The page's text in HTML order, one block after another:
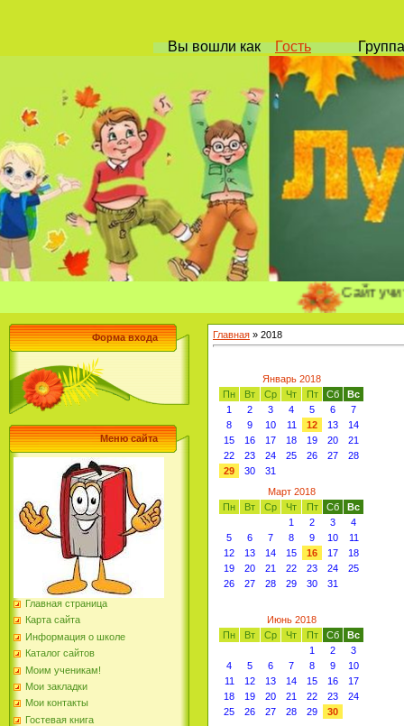
Вы вошликак Гость
Сайт учителя
Форма входа
Меню сайта
Главная страница
Карта сайта
Информация о школе
Каталог сайтов
Моим ученикам!
Мои закладки
Мои контакты
Гостевая книга
Главная » 2018
Январь 2018
Пн
Вт Ср Чт Пт Сб
Вс
1
2 3 4 5 6
7
8
9 10 11 12 13
14
15
16 17 18 19 20
21
22
23 24 25 26 27
28
29
30
31
Март 2018
Пн
Вт Ср Чт Пт Сб
Вс
1
2 3
4
5
6 7 8 9 10
11
12
13 14 15 16 17
18
19
20 21 22 23 24
25
26
27 28 29 30 31
Июнь 2018
Пн
Вт Ср Чт Пт Сб
Вс
1
2
3
4
5 6 7 8 9
10
11
12 13 14 15 16
17
18
19 20 21 22 23
24
25
26 27 28 29
30